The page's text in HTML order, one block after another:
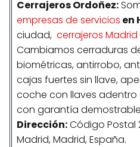
Cerrajeros Ordoñez:
empresas de servicios en
ciudad, cerrajeros Madrid
Cambiamos cerraduras
biométricas, antirrobo,
cajas fuertes sin llave,
coche con llaves adentro
con garantía
Dirección:Código Postal
Madrid, Madrid, España.